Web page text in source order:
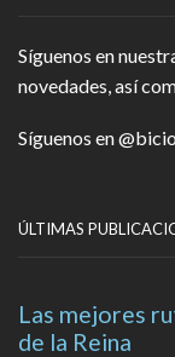
Síguenos en
novedades, así
Síguenos en
ÚLTIMAS
Las mejores
de la Reina